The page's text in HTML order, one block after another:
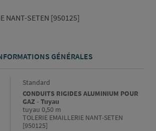
NANT-SETEN [950125]
GÉNÉRALES
Standard
CONDUITS RIGIDES ALUMINIUM POUR
GAZ - Tuyau
tuyau 0,50 m
TOLERIE EMAILLERIE NANT-SETEN
[950125]